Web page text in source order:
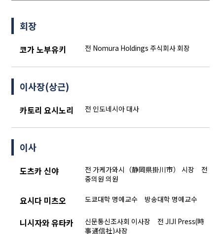
회장
코가 노부유키 전 Nomura Holdings 주식회사 회장
이사장(상근)
카토리 요시노리 전 인도네시아 대사
이사
도츠카 신야
전 가케가와시（静岡県掛川市） 시장 전
중의원 의원
요시다 미츠오 도쿄대학 명예교수 방송대학 명예교수
니시자와 유타카
신문통신조사회 이사장 전 JIJI Press(時
事通信社)사장